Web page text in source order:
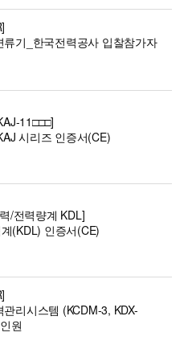
류기_한국전력공사 입찰참가자
11□□□]
시리즈 인증서(CE)
/전력량계 KDL]
(KDL) 인증서(CE)
리시스템 (KCDM-3, KDX-
원